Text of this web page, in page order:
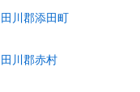
田川郡添田町
田川郡赤村